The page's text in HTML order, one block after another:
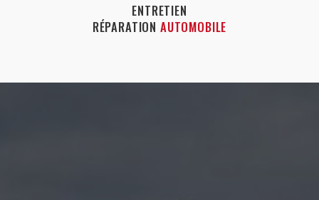
ENTRETIEN
RÉPARATION AUTOMOBILE